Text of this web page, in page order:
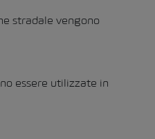
stradale vengono
essere utilizzate in